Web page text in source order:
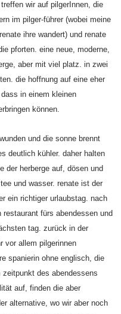
wir auf pilgerInnen, die
im pilger-führer (wobei meine
ihre wandert) und renate
pforten. eine neue, moderne,
aber mit viel platz. in zwei
die hoffnung auf eine eher
in einem kleinen
können.
und die sonne brennt
deutlich kühler. daher halten
der herberge auf, dösen und
und wasser. renate ist der
ein richtiger urlaubstag. nach
fürs abendessen und
tag. zurück in der
vor allem pilgerinnen
spanierin ohne englisch, die
des abendessens
auf, finden die aber
alternative, wo wir aber noch